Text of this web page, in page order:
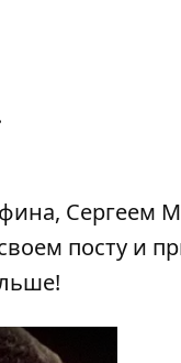
Сергеем
посту и